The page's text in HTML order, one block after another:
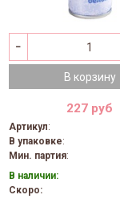
В корзину
227 руб
Артикул:
В упаковке:
Мин. партия:
В наличии:
Скоро: